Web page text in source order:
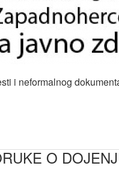
i neformalnog
O